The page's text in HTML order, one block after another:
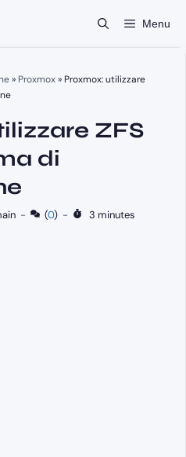
Menu
» Proxmox» Proxmox: utilizzare
ZFS
di
- (0) - 3 minutes